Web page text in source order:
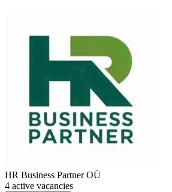
HR Business Partner OÜ
4 active vacancies